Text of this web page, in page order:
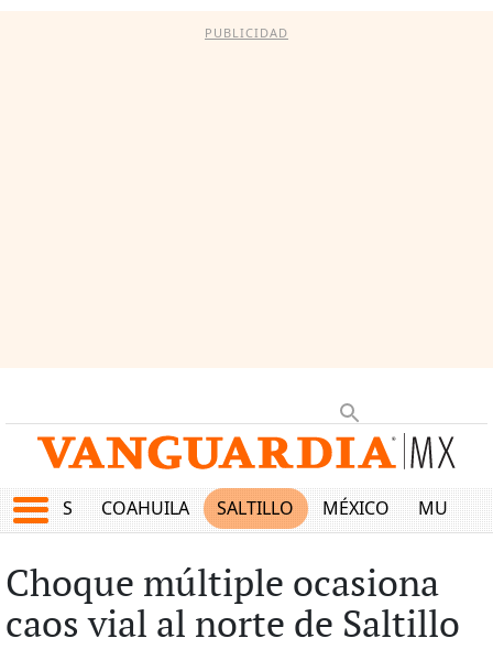
PUBLICIDAD
JUEGOS COAHUILA SALTILLO MÉXICO MUNDO
Choque múltiple ocasiona
caos vial al norte de Saltillo